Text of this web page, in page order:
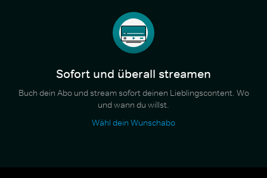
Sofort und überall streamen
Buch dein Abo und stream sofort deinen Lieblingscontent. Wo
und wann du willst.
Wähl dein Wunschabo